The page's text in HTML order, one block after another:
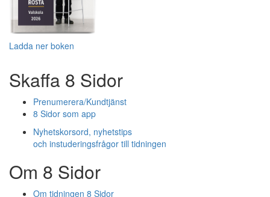
Ladda ner boken
Skaffa 8 Sidor
Prenumerera/Kundtjänst
8 Sidor som app
Nyhetskorsord, nyhetstips
och instuderingsfrågor till tidningen
Om 8 Sidor
Om tidningen 8 Sidor